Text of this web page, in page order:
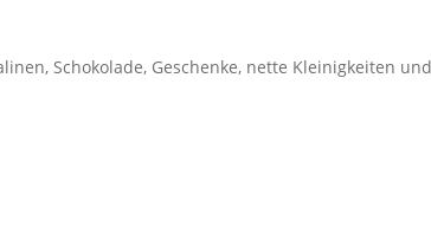
Schokolade, Geschenke, nette Kleinigkeiten